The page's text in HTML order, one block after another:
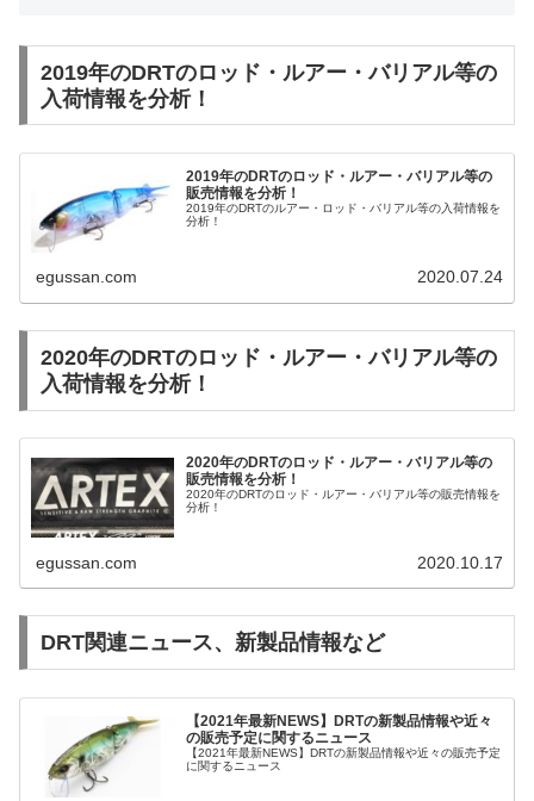
2019年のDRTのロッド・ルアー・バリアル等の
入荷情報を分析！
2019年のDRTのロッド・ルアー・バリアル等の
販売情報を分析！
2019年のDRTのルアー・ロッド・バリアル等の入荷情報を
分析！
egussan.com 2020.07.24
2020年のDRTのロッド・ルアー・バリアル等の
入荷情報を分析！
2020年のDRTのロッド・ルアー・バリアル等の
販売情報を分析！
2020年のDRTのロッド・ルアー・バリアル等の販売情報を
分析！
egussan.com 2020.10.17
DRT関連ニュース、新製品情報など
【2021年最新NEWS】DRTの新製品情報や近々
の販売予定に関するニュース
【2021年最新NEWS】DRTの新製品情報や近々の販売予定
に関するニュース